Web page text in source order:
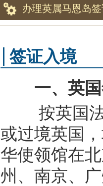
办理英属马恩岛
签证入境
一、英
按英国法
或过境英国
华使领馆在
州、南京、